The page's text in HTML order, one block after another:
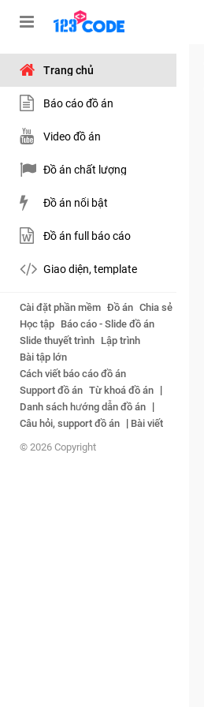
Trang chủ
Báo cáo đồ án
Video đồ án
Đồ án chất lượng
Đồ án nổi bật
Đồ án full báo cáo
Giao diện, template
Cài đặt phần mềm Đồ án Chia sẻ
Học tập Báo cáo - Slide đồ án
Slide thuyết trình Lập trình
Bài tập lớn
Cách viết báo cáo đồ án
Support đồ án Từ khoá đồ án |
Danh sách hướng dẫn đồ án |
Câu hỏi, support đồ án | Bài viết
© 2026 Copyright